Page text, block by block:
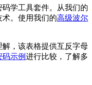
学工具套件。从我们的
。使用我们的高级波尔
解，该表格提供互反字母
示例进行比较，了解多